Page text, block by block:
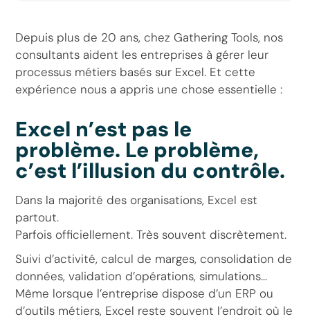
Depuis plus de 20 ans, chez Gathering Tools, nos
consultants aident les entreprises à gérer leur
processus métiers basés sur Excel. Et cette
expérience nous a appris une chose essentielle :
Excel n’est pas le
problème. Le problème,
c’est l’illusion du contrôle.
Dans la majorité des organisations, Excel est
partout.
Parfois officiellement. Très souvent discrètement.
Suivi d’activité, calcul de marges, consolidation de
données, validation d’opérations, simulations…
Même lorsque l’entreprise dispose d’un ERP ou
d’outils métiers, Excel reste souvent l’endroit où le